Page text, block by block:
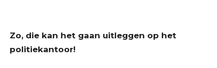
Zo, die kan het gaan uitleggen op het
politiekantoor!